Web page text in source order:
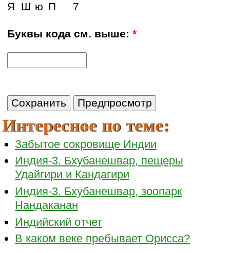
7
Я Ш ю П
Буквы кода см. выше:*
Интересное по теме:
Забытое сокровище Индии
Индия-3. Бхубанешвар, пещеры
Удайгири и Кандагири
Индия-3. Бхубанешвар, зоопарк
Нандаканан
Индийский отчет
В каком веке пребывает Орисса?